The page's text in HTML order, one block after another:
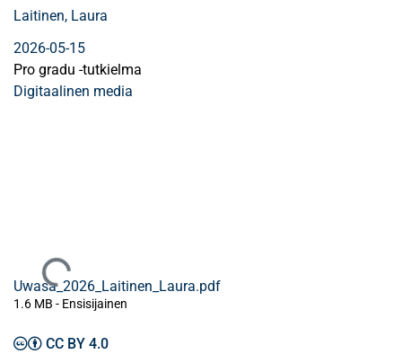
Laitinen, Laura
2026-05-15
Pro gradu -tutkielma
Digitaalinen media
Ladataan...
Uwasa_2026_Laitinen_Laura.pdf
1.6 MB - Ensisijainen
CC BY 4.0